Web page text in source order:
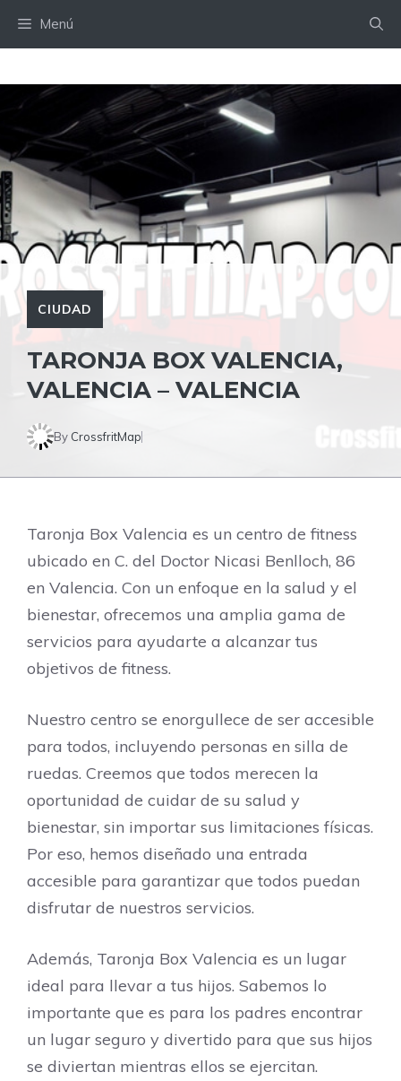
Menú
CIUDAD
TARONJA BOX VALENCIA,
VALENCIA – VALENCIA
By CrossfritMap
Taronja Box Valencia es un centro de fitness
ubicado en C. del Doctor Nicasi Benlloch, 86
en Valencia. Con un enfoque en la salud y el
bienestar, ofrecemos una amplia gama de
servicios para ayudarte a alcanzar tus
objetivos de fitness.
Nuestro centro se enorgullece de ser accesible
para todos, incluyendo personas en silla de
ruedas. Creemos que todos merecen la
oportunidad de cuidar de su salud y
bienestar, sin importar sus limitaciones físicas.
Por eso, hemos diseñado una entrada
accesible para garantizar que todos puedan
disfrutar de nuestros servicios.
Además, Taronja Box Valencia es un lugar
ideal para llevar a tus hijos. Sabemos lo
importante que es para los padres encontrar
un lugar seguro y divertido para que sus hijos
se diviertan mientras ellos se ejercitan.